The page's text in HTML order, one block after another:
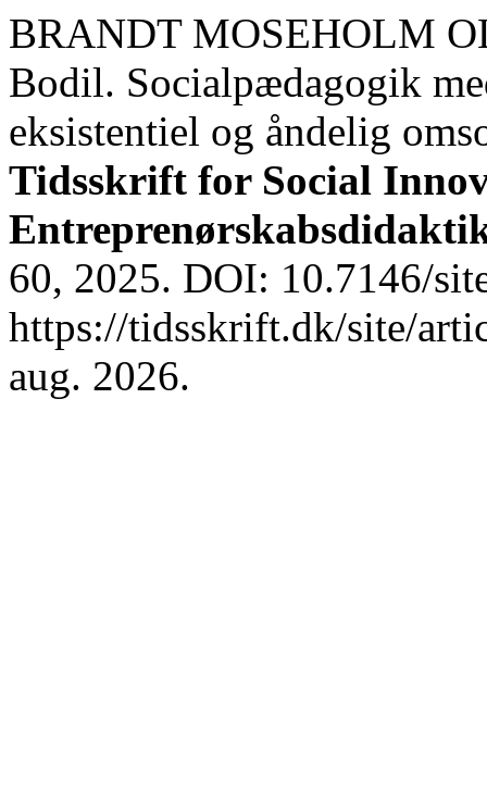
BRANDT MOSEHOLM
Bodil. Socialpædagogik
eksistentiel og åndelig
Tidsskrift for Social
60, 2025. DOI: 10.7146/
https://tidsskrift.dk/site/
aug. 2026.